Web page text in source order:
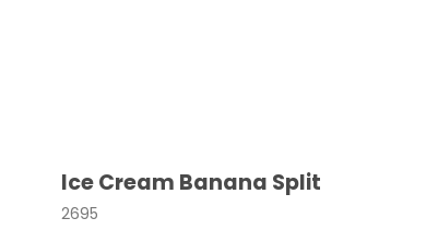
Ice Cream Banana Split
2695